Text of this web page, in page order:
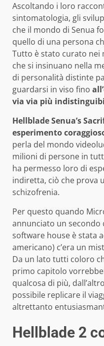
Ascoltando i loro
sintomatologia, gli
che il mondo di Senua
quello di una persona
Tutto è stato curato nei
che si insinuano nella
di personalità distinte
guardarsi in viso fino
via via più
Hellblade Senua’s
esperimento
perla del mondo
milioni di persone in
ha permesso loro di
indiretta, ciò che prova
schizofrenia.
Per questo quando
annunciato un
software house è stata
americano) c’era un
Da un lato tutti coloro
primo capitolo
qualcosa di più,
possibile replicare il
altrettanto
Hellblade 2